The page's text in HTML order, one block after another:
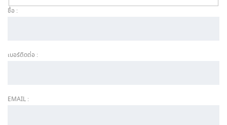
ชื่อ :
เบอร์ติดต่อ :
EMAIL :